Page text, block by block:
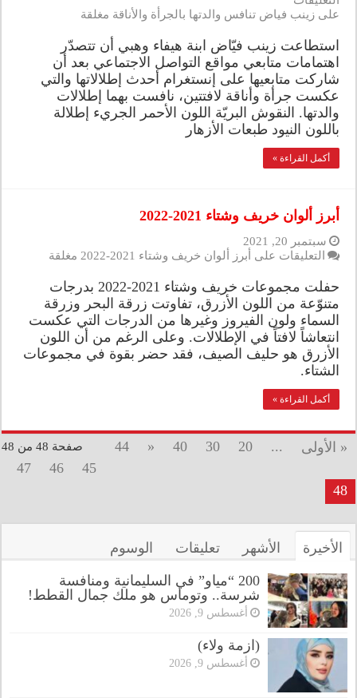
على زينب فياض تنافس والدتها بالجرأة والأناقة مغلقة
استطاعت زينب فيّاض ابنة هيفاء وهبي أن تتصدّر
اهتمامات متابعي مواقع التواصل الاجتماعي بعد أن
شاركت متابعيها على إنستغرام أحدث إطلالاتها والتي
عكست جرأة وأناقة لافتتين، نافست بهما إطلالات
والدتها. النقوش البريّة اللون الأحمر الجريء إطلالة
باللون النيود طبعات الأزهار
أكمل القراءة »
أبرز ألوان خريف وشتاء 2021-2022
سبتمبر 20, 2021
التعليقات على أبرز ألوان خريف وشتاء 2021-2022 مغلقة
حفلت مجموعات خريف وشتاء 2021-2022 بدرجات
متنوّعة من اللون الأزرق، تفاوتت زرقة البحر وزرقة
السماء ولون الفيروز وغيرها من الدرجات التي عكست
انتعاشاً لافتاً في الإطلالات. وعلى الرغم من أن اللون
الأزرق هو حليف الصيف، فقد حضر بقوة في مجموعات
الشتاء.
أكمل القراءة »
صفحة 48 من 48 « الأولى ...
20
30
40
«
44
45
46
47
48
الأخيرة الأشهر تعليقات الوسوم
200 “مياو” في السليمانية ومنافسة
شرسة.. وتوماس هو ملك جمال القطط!
أغسطس 9, 2026
(ازمة ولاء)
أغسطس 9, 2026